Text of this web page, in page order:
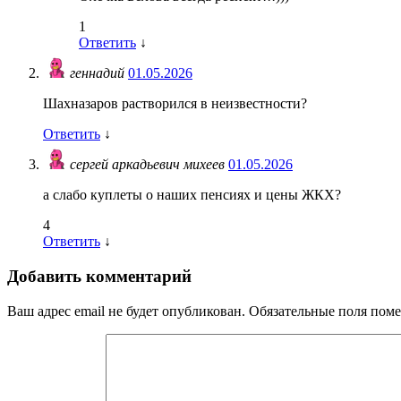
1
Ответить ↓
геннадий 01.05.2026
Шахназаров растворился в неизвестности?
Ответить ↓
сергей аркадьевич михеев 01.05.2026
а слабо куплеты о наших пенсиях и цены ЖКХ?
4
Ответить ↓
Добавить комментарий
Ваш адрес email не будет опубликован. Обязательные поля